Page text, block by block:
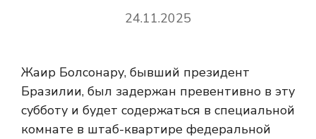
24.11.2025
Жаир Болсонару, бывший президент
Бразилии, был задержан превентивно в эту
субботу и будет содержаться в специальной
комнате в штаб-квартире федеральной